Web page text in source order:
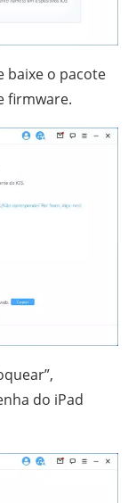
baixe o pacote
firmware.
do iPad